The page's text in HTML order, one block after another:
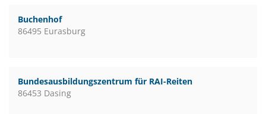
Buchenhof
86495 Eurasburg
Bundesausbildungszentrum für RAI-Reiten
86453 Dasing